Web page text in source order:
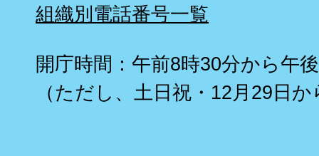
組織別電話番号一覧
開庁時間：午前8時30分から午
（ただし、土日祝・12月29日